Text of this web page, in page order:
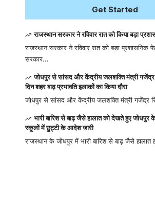
Get Started
राजस्थान सरकार ने रविवार रात को किया बड़ा
राजस्थान सरकार ने रविवार रात को बड़ा प्रशासनिक
सरकार…
जोधपुर से सांसद और केंद्रीय जलशक्ति मंत्री गजेंद्र
दिन शहर बाढ़ प्रभावति इलाकों का किया दौरा
जोधपुर से सांसद और केंद्रीय जलशक्ति मंत्री गजेंद्र
भारी बारिश से बाढ़ जैसे हालात को देखते हुए जोधपुर
स्कूलों में छुट्टी के आदेश जारी
राजस्थान के जोधपुर में भारी बारिश से बाढ़ जैसे हालात